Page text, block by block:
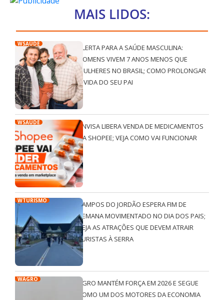
MAIS LIDOS:
WSAÚDE
ALERTA PARA A SAÚDE MASCULINA:
HOMENS VIVEM 7 ANOS MENOS QUE
MULHERES NO BRASIL; COMO PROLONGAR
A VIDA DO SEU PAI
WSAÚDE
ANVISA LIBERA VENDA DE MEDICAMENTOS
NA SHOPEE; VEJA COMO VAI FUNCIONAR
WTURISMO
CAMPOS DO JORDÃO ESPERA FIM DE
SEMANA MOVIMENTADO NO DIA DOS PAIS;
VEJA AS ATRAÇÕES QUE DEVEM ATRAIR
TURISTAS À SERRA
WAGRO
AGRO MANTÉM FORÇA EM 2026 E SEGUE
COMO UM DOS MOTORES DA ECONOMIA